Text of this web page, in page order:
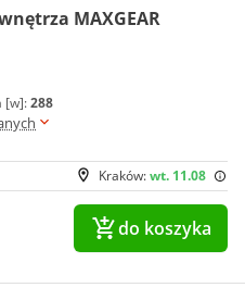
MAXGEAR
[w]:288
Kraków:wt. 11.08
do koszyka